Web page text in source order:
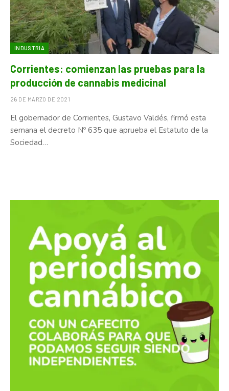
INDUSTRIA
Corrientes: comienzan las pruebas para la
producción de cannabis medicinal
26 DE MARZO DE 2021
El gobernador de Corrientes, Gustavo Valdés, firmó esta
semana el decreto Nº 635 que aprueba el Estatuto de la
Sociedad…